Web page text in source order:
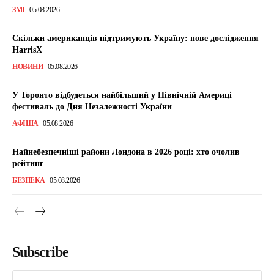
ЗМІ 05.08.2026
Скільки американців підтримують Україну: нове дослідження
HarrisX
НОВИНИ 05.08.2026
У Торонто відбудеться найбільший у Північній Америці
фестиваль до Дня Незалежності України
АФІША 05.08.2026
Найнебезпечніші райони Лондона в 2026 році: хто очолив
рейтинг
БЕЗПЕКА 05.08.2026
Subscribe